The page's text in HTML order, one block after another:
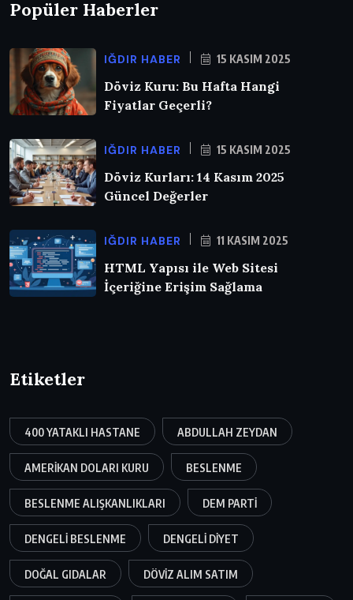
Popüler Haberler
IĞDIR HABER 15 KASIM 2025
Döviz Kuru: Bu Hafta Hangi
Fiyatlar Geçerli?
IĞDIR HABER 15 KASIM 2025
Döviz Kurları: 14 Kasım 2025
Güncel Değerler
IĞDIR HABER 11 KASIM 2025
HTML Yapısı ile Web Sitesi
İçeriğine Erişim Sağlama
Etiketler
400 YATAKLI HASTANE ABDULLAH ZEYDAN
AMERIKAN DOLARI KURU BESLENME
BESLENME ALIŞKANLIKLARI DEM PARTI
DENGELI BESLENME DENGELI DIYET
DOĞAL GIDALAR DÖVIZ ALIM SATIM